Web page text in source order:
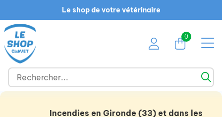
Le shop de votre vétérinaire
0
Incendies en Gironde (33) et dans les